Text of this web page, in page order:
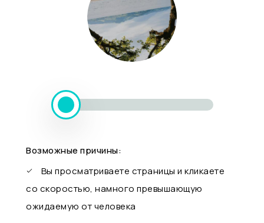
Возможные причины:
Вы просматриваете страницы и кликаете
со скоростью, намного превышающую
ожидаемую от человека